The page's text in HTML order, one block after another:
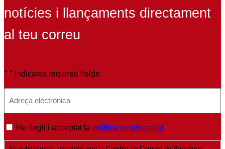
notícies i llançaments directament
al teu correu
"*" indicates required fields
P
o
He llegit i acceptat la política de privacitat *